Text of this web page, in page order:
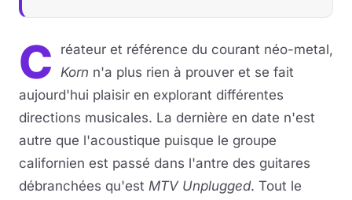
C
réateur et référence du courant néo-metal,
Korn n'a plus rien à prouver et se fait
aujourd'hui plaisir en explorant différentes
directions musicales. La dernière en date n'est
autre que l'acoustique puisque le groupe
californien est passé dans l'antre des guitares
débranchées qu'est MTV Unplugged. Tout le